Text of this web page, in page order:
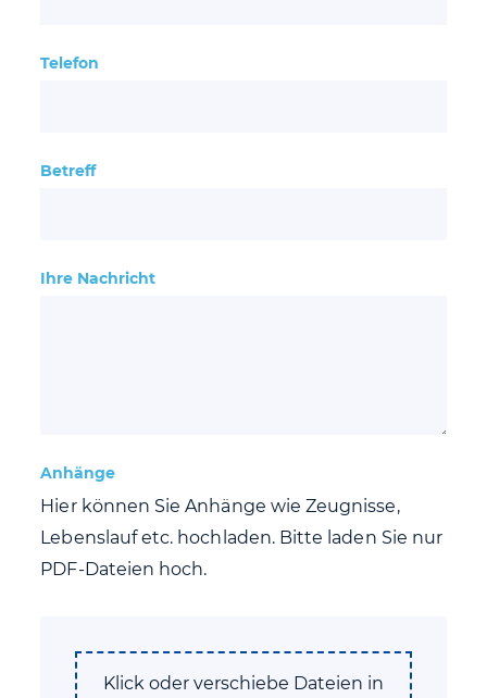
Telefon
Betreff
Ihre Nachricht
Anhänge
Hier können Sie Anhänge wie Zeugnisse,
Lebenslauf etc. hochladen. Bitte laden Sie nur
PDF-Dateien hoch.
Klick oder verschiebe Dateien in